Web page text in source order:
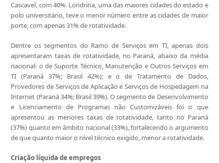
Cascavel, com 40%. Londrina, uma das maiores cidades do estado e
polo universitário, teve o menor número entre as cidades de maior
porte, com apenas 31% de rotatividade.
Dentre os segmentos do Ramo de Serviços em TI, apenas dois
apresentaram taxas de rotatividade, no Paraná, abaixo da média
nacional: o de Suporte Técnico, Manutenção e Outros Serviços em
TI (Paraná 37%; Brasil 42%); e o de Tratamento de Dados,
Provedores de Serviços de Aplicação e Serviços de Hospedagem na
Internet (Paraná 34%; Brasil 39%). O segmento de Desenvolvimento
e Licenciamento de Programas não Customizáveis foi o que
apresentou as menores taxas de rotatividade, tanto no Paraná
(37%) quanto em âmbito nacional (33%), fortalecendo o argumento
de que quanto maior o nível técnico exigido, menor a rotatividade.
Criação líquida de empregos